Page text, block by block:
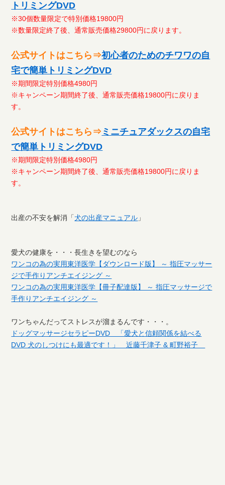
トリミングDVD
※30個数量限定で特別価格19800円
※数量限定終了後、通常販売価格29800円に戻ります。
公式サイトはこちら⇒初心者のためのチワワの自
宅で簡単トリミングDVD
※期間限定特別価格4980円
※キャンペーン期間終了後、通常販売価格19800円に戻りま
す。
公式サイトはこちら⇒ ミニチュアダックスの自宅
で簡単トリミングDVD
※期間限定特別価格4980円
※キャンペーン期間終了後、通常販売価格19800円に戻りま
す。
出産の不安を解消「犬の出産マニュアル 」
愛犬の健康を・・・長生きを望むのなら
ワンコの為の実用東洋医学【ダウンロード版】 ～ 指圧マッサー
ジで手作りアンチエイジング ～
ワンコの為の実用東洋医学【冊子配達版】 ～ 指圧マッサージで
手作りアンチエイジング ～
ワンちゃんだってストレスが溜まるんです・・・。
ドッグマッサージセラピーDVD 「愛犬と信頼関係を結べる
DVD 犬のしつけにも最適です！」 近藤千津子 & 町野裕子